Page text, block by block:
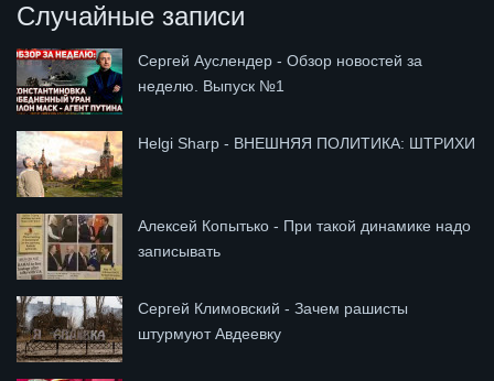
Случайные записи
Сергей Ауслендер - Обзор новостей за
неделю. Выпуск №1
Helgi Sharp - ВНЕШНЯЯ ПОЛИТИКА: ШТРИХИ
Алексей Копытько - При такой динамике надо
записывать
Сергей Климовский - Зачем рашисты
штурмуют Авдеевку